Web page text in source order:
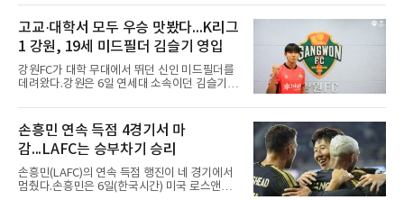
와 2026 쿠팡플레이 시리즈 친선 경기를 치른다.
구단 소집 명단에 이강인이 포함되면서 변수가
없는 한 그의 첫 출격은 서울이 된다.등번호부터
무게가 실렸다. 이강인은 첫 경기부터 7번을 단
다. 2010년대 팀의 전성기를 이끈 앙투안 그리즈
만이 달았던 번호다.합류 과정은 순탄치 않았다.
스페인으로 건너가려던 그는 병역 특례 행정 절
짧게 호흡을 맞춰 경기에 나선다.역할도 관심사
다. 유려한 탈압박과
고교·대학서 모두 우승 맛봤다...K리그
1 강원, 19세 미드필더 김슬기 영입
강원FC가 대학 무대에서 뛰던 신인 미드필더를
데려왔다.강원은 6일 연세대 소속이던 김슬기
조건을 갖췄다.이력은 우승으로 채워져 있다. 수
원고 시절 주축으로 활약하며 지난해 전국고등
리그와 추계전국고등대회 우승에 기여했고, 올
해 연세대 진학 후에는 춘계한산대첩기대학대회
정상에 올랐다. 2024년에는 17세 이하(U-17) 대
표팀 훈련에도 소집됐다.김슬기는 입단하게 돼
기쁘고 영광이라며 프로 무대에서도 성장해 팀
손흥민 연속 득점 4경기서 마
감...LAFC는 승부차기 승리
손흥민(LAFC)의 연속 득점 행진이 네 경기에서
멈췄다.손흥민은 6일(한국시간) 미국 로스앤젤